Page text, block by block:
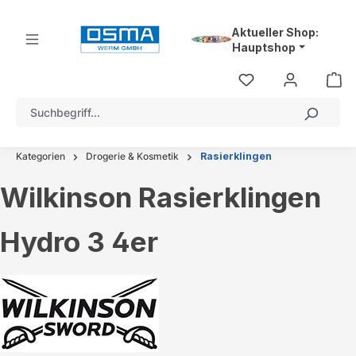
Aktueller Shop:
Hauptshop
Kategorien Drogerie & Kosmetik Rasierklingen
Wilkinson Rasierklingen
Hydro 3 4er